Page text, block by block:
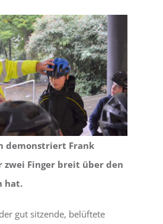
demonstriert Frank
zwei Finger breit über den
hat.
gut sitzende, belüftete